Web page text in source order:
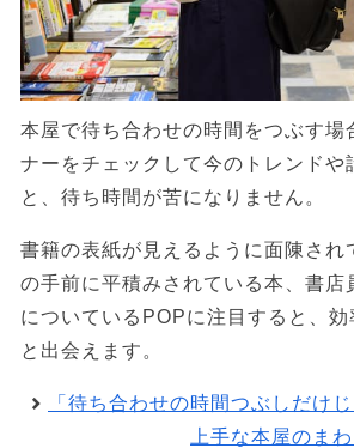
本屋で待ち合わせの時間をつぶす場
ナーをチェックして今のトレンドや
と、待ち時間が苦になりません。
書籍の表紙が見えるように面陳され
の手前に平積みされている本、書店
についているPOPに注目すると、
と出会えます。
「待ち合わせの時間つぶしだけ
上手な本屋のま